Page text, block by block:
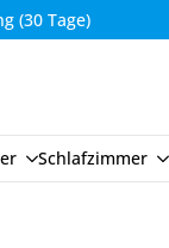
Tage)
Schlafzimmer